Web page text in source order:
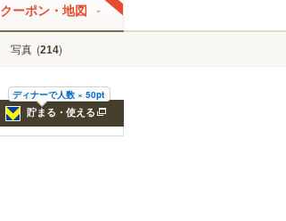
写真 (214)
クーポン・地図
ディナーで人数 × 50pt
貯まる・使える